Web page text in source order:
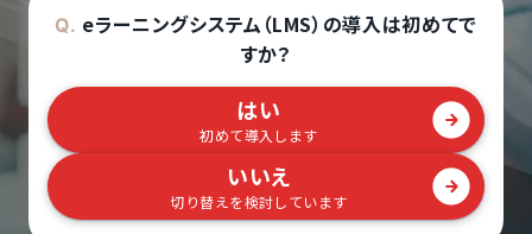
Q. eラーニングシステム（LMS）の導入は初めてで
すか？
はい
初めて導入します
いいえ
切り替えを検討しています